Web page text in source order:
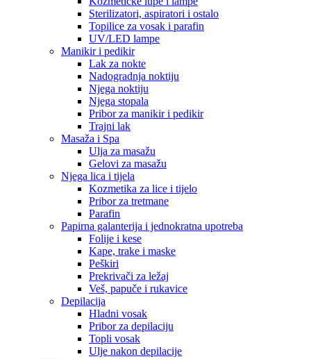
Sterilizatori, aspiratori i ostalo
Topilice za vosak i parafin
UV/LED lampe
Manikir i pedikir
Lak za nokte
Nadogradnja noktiju
Njega noktiju
Njega stopala
Pribor za manikir i pedikir
Trajni lak
Masaža i Spa
Ulja za masažu
Gelovi za masažu
Njega lica i tijela
Kozmetika za lice i tijelo
Pribor za tretmane
Parafin
Papirna galanterija i jednokratna upotreba
Folije i kese
Kape, trake i maske
Peškiri
Prekrivači za ležaj
Veš, papuče i rukavice
Depilacija
Hladni vosak
Pribor za depilaciju
Topli vosak
Ulje nakon depilacije